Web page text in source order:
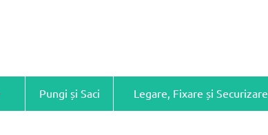
Pungi și Saci Legare, Fixare și Securizare